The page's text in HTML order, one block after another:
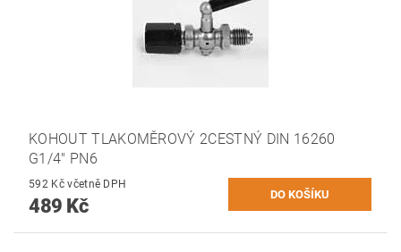
KOHOUT TLAKOMĚROVÝ 2CESTNÝ DIN 16260
G1/4" PN6
592 Kč včetně DPH
489 Kč